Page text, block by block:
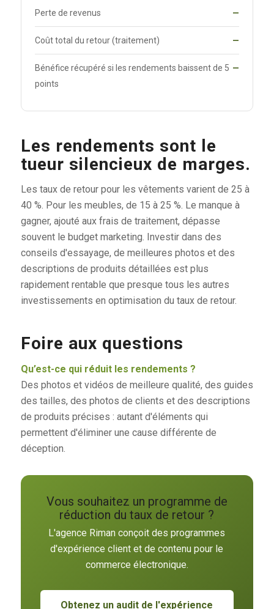
Perte de revenus —
Coût total du retour (traitement) —
Bénéfice récupéré si les rendements baissent de 5
points
—
Les rendements sont le
tueur silencieux de marges.
Les taux de retour pour les vêtements varient de 25 à
40 %. Pour les meubles, de 15 à 25 %. Le manque à
gagner, ajouté aux frais de traitement, dépasse
souvent le budget marketing. Investir dans des
conseils d'essayage, de meilleures photos et des
descriptions de produits détaillées est plus
rapidement rentable que presque tous les autres
investissements en optimisation du taux de retour.
Foire aux questions
Qu’est-ce qui réduit les rendements ?
Des photos et vidéos de meilleure qualité, des guides
des tailles, des photos de clients et des descriptions
de produits précises : autant d'éléments qui
permettent d'éliminer une cause différente de
déception.
Vous souhaitez un programme de
réduction du taux de retour ?
L'agence Riman conçoit des programmes
d'expérience client et de contenu pour le
commerce électronique.
Obtenez un audit de l'expérience